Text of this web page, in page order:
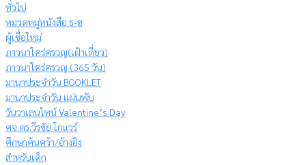
ทั่วไป
หมวดหมู่หนังสือ ธ-ฮ
ผู้เชื่อใหม่
ภาวนาใคร่ครวญ(เฝ้าเดี่ยว)
ภาวนาใคร่ครวญ (365 วัน)
มานาประจำวัน BOOKLET
มานาประจำวัน แผ่นพับ
วันวาเลนไทน์ Valentine’s Day
ศจ.ดร.วีรชัย โกแวร์
ศึกษาค้นคว้า/อ้างอิง
สำหรับเด็ก